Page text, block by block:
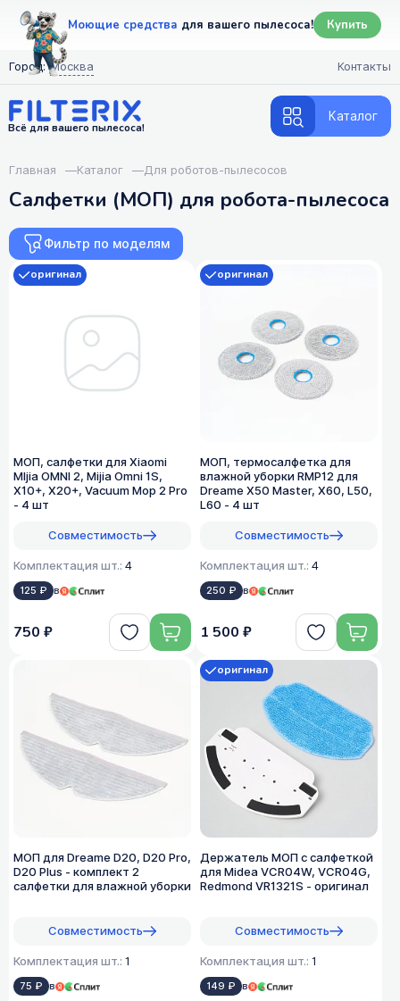
Моющие средства для вашего пылесоса! Купить
Город: Москва Контакты
Всё для вашего пылесоса!
Каталог
Главная —Каталог —Для роботов-пылесосов
Салфетки (МОП) для робота-пылесоса
Фильтр по моделям
МОП, салфетки для Xiaomi
MIjia OMNI 2, Mijia Omni 1S,
X10+, X20+, Vacuum Mop 2 Pro
- 4 шт
Совместимость
Комплектация шт.: 4
125 ₽ в
оригинал
750 ₽
МОП, термосалфетка для
влажной уборки RMP12 для
Dreame X50 Master, X60, L50,
L60 - 4 шт
Совместимость
Комплектация шт.: 4
250 ₽ в
оригинал
1 500 ₽
МОП для Dreame D20, D20 Pro,
D20 Plus - комплект 2
салфетки для влажной уборки
Совместимость
Комплектация шт.: 1
75 ₽ в
Держатель МОП с салфеткой
для Midea VCR04W, VCR04G,
Redmond VR1321S - оригинал
Совместимость
Комплектация шт.: 1
149 ₽ в
оригинал